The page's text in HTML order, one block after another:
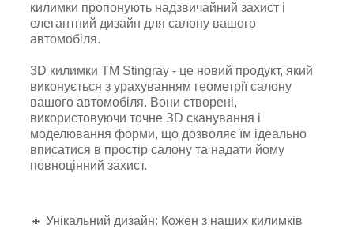
килимки пропонують надзвичайний захист і
елегантний дизайн для салону вашого
автомобіля.
3D килимки TM Stingray - це новий продукт, який
виконується з урахуванням геометрії салону
вашого автомобіля. Вони створені,
використовуючи точне ЗD сканування і
моделювання форми, що дозволяє їм ідеально
вписатися в простір салону та надати йому
повноцінний захист.
🔸 Унікальний дизайн: Кожен з наших килимків